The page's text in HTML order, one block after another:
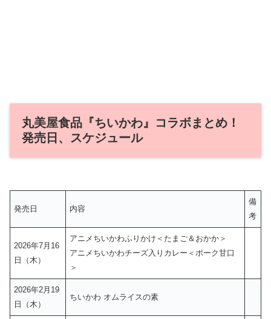
丸美屋食品『ちいかわ』コラボまとめ！
発売日、スケジュール
発売日 内容
備
考
2026年7月16
日（木）
アニメちいかわふりかけ＜たまご＆おかか＞
アニメちいかわチーズ入りカレー＜ポーク甘口
＞
2026年2月19
日（木）
ちいかわ オムライスの素